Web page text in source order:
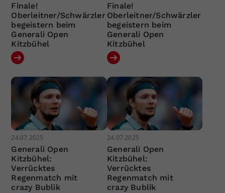
Finale!
Oberleitner/Schwärzler
begeistern beim
Generali Open
Kitzbühel
Finale!
Oberleitner/Schwärzler
begeistern beim
Generali Open
Kitzbühel
24.07.2025
Generali Open
Kitzbühel:
Verrücktes
Regenmatch mit
crazy Bublik
24.07.2025
Generali Open
Kitzbühel:
Verrücktes
Regenmatch mit
crazy Bublik